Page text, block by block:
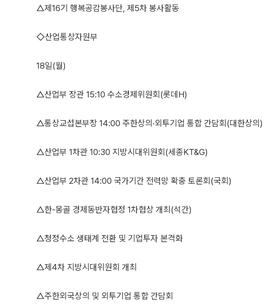
△제16기 행복공감봉사단, 제5차 봉사활동
◇산업통상자원부
18일(월)
△산업부 장관 15:10 수소경제위원회(롯데H)
△통상교섭본부장 14:00 주한상의·외투기업 통합 간담회(대한상의)
△산업부 1차관 10:30 지방시대위원회(세종KT&G)
△산업부 2차관 14:00 국가기간 전력망 확충 토론회(국회)
△한-몽골 경제동반자협정 1차협상 개최(석간)
△청정수소 생태계 전환 및 기업투자 본격화
△제4차 지방시대위원회 개최
△주한외국상의 및 외투기업 통합 간담회